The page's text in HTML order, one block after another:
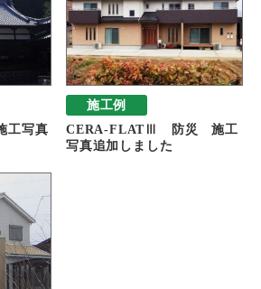
写真
施工例
CERA-FLATⅢ 防災 施工
写真追加しました